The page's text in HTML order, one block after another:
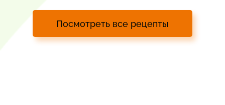
Посмотреть все рецепты